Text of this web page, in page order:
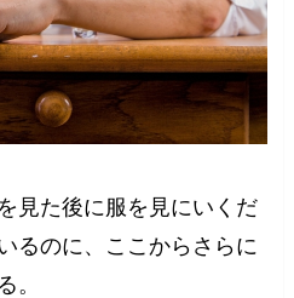
見た後に服を見にいくだ
るのに、ここからさらに
。